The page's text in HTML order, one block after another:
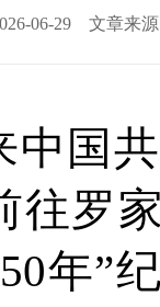
06-29 文章来
中国
往罗
年”